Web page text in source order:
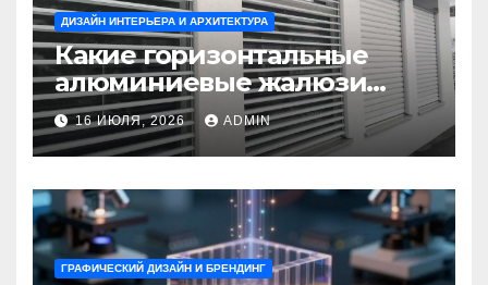
ДИЗАЙН ИНТЕРЬЕРА И АРХИТЕКТУРА
Какие горизонтальные
алюминиевые жалюзи
выбрать для окон?
16 ИЮЛЯ, 2026 ADMIN
ГРАФИЧЕСКИЙ ДИЗАЙН И БРЕНДИНГ